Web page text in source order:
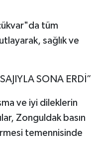
tüm
sağlık ve
SONA ERDİ”
ve iyi dileklerin
Zonguldak basın
temennisinde